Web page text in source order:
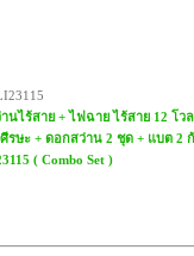
นไร้สาย + ไฟฉาย ไร้สาย 12 โว
รษะ + ดอกสว่าน 2 ชุด + แบต 2
( Combo Set )